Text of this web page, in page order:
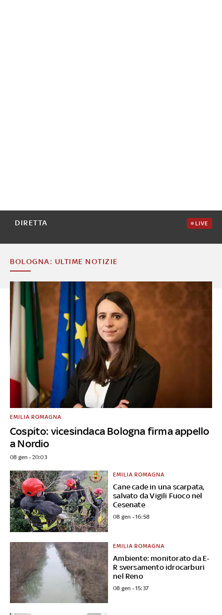
DIRETTA LIVE
BOLOGNA: ULTIME NOTIZIE
Cospito: vicesindaca Bologna firma appello
a Nordio
EMILIA ROMAGNA
08 gen - 20:03
Cane cade in una scarpata,
salvato da Vigili Fuoco nel
Cesenate
EMILIA ROMAGNA
08 gen - 16:58
Ambiente: monitorato da E-
R sversamento idrocarburi
nel Reno
EMILIA ROMAGNA
08 gen - 15:37